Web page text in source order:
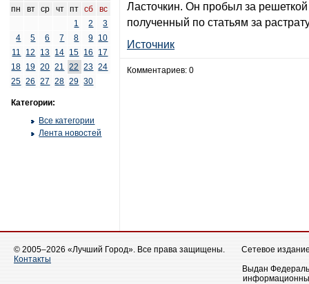
пн вт ср чт пт сб
вс
1
2
3
4
5 6 7 8 9 10
11
12 13 14 15 16
17
18 19 20 21 22 23 24
25 26 27 28 29 30
Категории:
Все категории
Лента новостей
Ласточкин. Он пробыл за
полученный по статьям за
Источник
Комментариев: 0
© 2005–2026 «Лучший Город». Все права защищены.
Контакты
Сетевое
Выдан